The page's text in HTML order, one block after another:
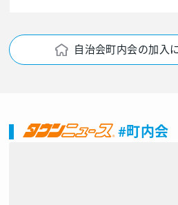
自治会町内会の加入
#町内会